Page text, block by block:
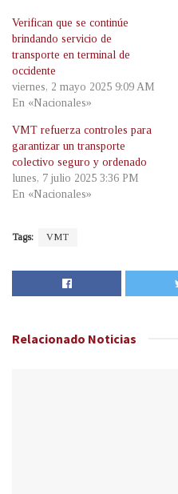
Verifican que se continúe
brindando servicio de
transporte en terminal de
occidente
viernes, 2 mayo 2025 9:09 AM
En «Nacionales»
VMT refuerza controles para
garantizar un transporte
colectivo seguro y ordenado
lunes, 7 julio 2025 3:36 PM
En «Nacionales»
Tags: VMT
Relacionado Noticias